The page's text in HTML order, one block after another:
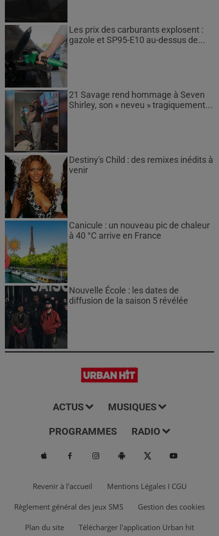
Les prix des carburants explosent :
gazole et SP95-E10 au-dessus de...
21 Savage rend hommage à Seven
Shirley, son « neveu » tragiquement...
Destiny's Child : des remixes inédits à
venir
Canicule : un nouveau pic de chaleur
à 40 °C arrive en France
Nouvelle École : les dates de
diffusion de la saison 5 révélée
ACTUS MUSIQUES
PROGRAMMES RADIO
Revenir à l'accueil Mentions Légales I CGU
Règlement général des jeux SMS Gestion des cookies
Plan du site Télécharger l'application Urban hit